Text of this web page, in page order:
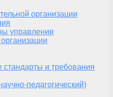
организации
управления
и требования
педагогический)